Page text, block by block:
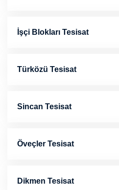
İşçi Blokları Tesisat
Türközü Tesisat
Sincan Tesisat
Öveçler Tesisat
Dikmen Tesisat